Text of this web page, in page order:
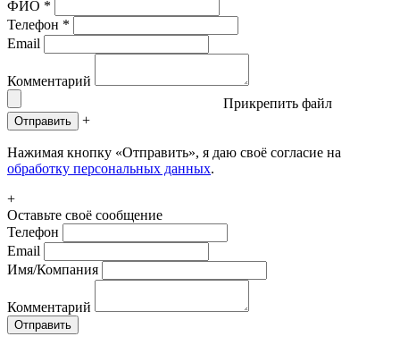
ФИО *
Телефон *
Email
Комментарий
Прикрепить файл
Отправить +
Нажимая кнопку «Отправить», я даю своё согласие на
обработку персональных данных.
+
Оставьте своё сообщение
Телефон
Email
Имя/Компания
Комментарий
Отправить